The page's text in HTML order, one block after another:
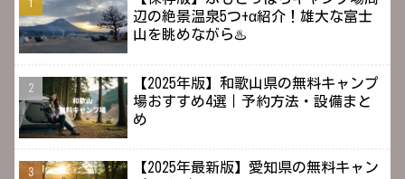
辺の絶景温泉5つ+α紹介！雄大な富士
山を眺めながら♨️
【2025年版】和歌山県の無料キャンプ
場おすすめ4選｜予約方法・設備まと
め
【2025年最新版】愛知県の無料キャン